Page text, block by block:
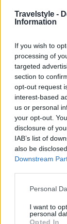
Travelstyle -
Information
If you wish to
processing of
targeted
section to
opt-out request
interest-based
us or personal
your opt-out.
disclosure of
IAB’s list of
also be
Downstream
Please note
not limited to
grant or deny
Personal
I want to
personal
Opted In
Βαρσοβία
Τα 16 καλύτερα
18 Μαρτίου 2025, 11:31
Οι λόγοι είναι
κάθε ταξιδιωτική
Νομός Τρικάλων